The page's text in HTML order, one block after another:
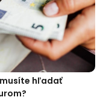
hľadať